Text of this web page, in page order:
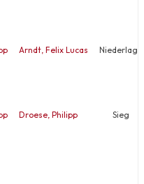
Arndt, Felix Lucas Niederlage
Droese, Philipp Sieg